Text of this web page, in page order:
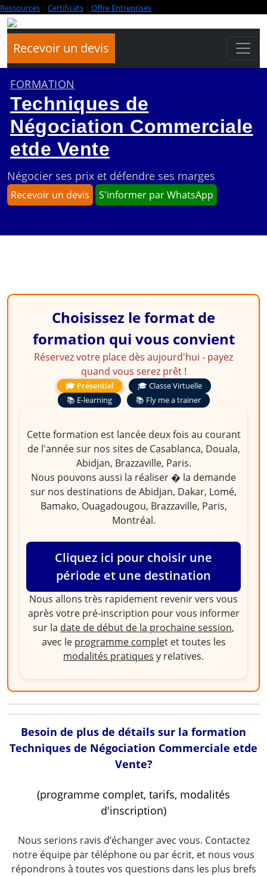
Ressources | Certificats | Offre Entreprises
Recevoir un devis
FORMATION
Techniques de
Négociation Commerciale
etde Vente
Négocier ses prix et défendre ses marges
Recevoir un devis S'informer par WhatsApp
Choisissez le format de
formation qui vous convient
Réservez votre place dès aujourd'hui - payez
quand vous serez prêt !
🎓 Présentiel
🎓 Classe Virtuelle
📚 E-learning
📚 Fly me a trainer
Cette formation est lancée deux fois au courant
de l'année sur nos sites de Casablanca, Douala,
Abidjan, Brazzaville, Paris.
Nous pouvons aussi la réaliser � la demande
sur nos destinations de Abidjan, Dakar, Lomé,
Bamako, Ouagadougou, Brazzaville, Paris,
Montréal.
Cliquez ici pour choisir une
période et une destination
Nous allons très rapidement revenir vers vous
après votre pré-inscription pour vous informer
sur la date de début de la prochaine session,
avec le programme complet et toutes les
modalités pratiques y relatives.
Besoin de plus de détails sur la formation
Techniques de Négociation Commerciale etde
Vente?
(programme complet, tarifs, modalités
d'inscription)
Nous serions ravis d’échanger avec vous. Contactez
notre équipe par téléphone ou par écrit, et nous vous
répondrons à toutes vos questions dans les plus brefs